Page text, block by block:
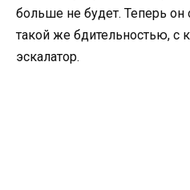
больше не будет. Теперь он
такой же бдительностью, с
эскалатор.